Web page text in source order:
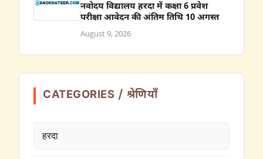
नवोदय विद्यालय हरदा में कक्षा 6 प्रवेश
परीक्षा आवेदन की अंतिम तिथि 10 अगस्त
August 9, 2026
CATEGORIES / श्रेणियाँ
हरदा